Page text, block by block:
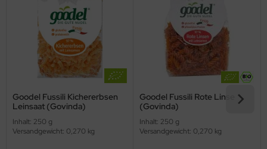
Goodel Fussili Kichererbsen
Leinsaat (Govinda)
Inhalt: 250 g
Versandgewicht: 0,270 kg
Goodel Fussili Rote Linse
(Govinda)
Inhalt: 250 g
Versandgewicht: 0,270 kg